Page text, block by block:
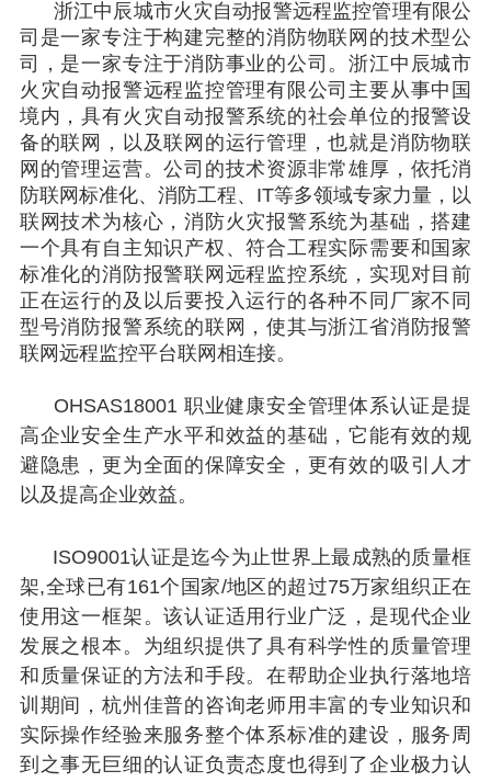
浙江中辰城市火灾自动报警远程监控管理有限公
司是一家专注于构建完整的消防物联网的技术型公
司，是一家专注于消防事业的公司。浙江中辰城市
火灾自动报警远程监控管理有限公司主要从事中国
境内，具有火灾自动报警系统的社会单位的报警设
备的联网，以及联网的运行管理，也就是消防物联
网的管理运营。公司的技术资源非常雄厚，依托消
防联网标准化、消防工程、IT等多领域专家力量，以
联网技术为核心，消防火灾报警系统为基础，搭建
一个具有自主知识产权、符合工程实际需要和国家
标准化的消防报警联网远程监控系统，实现对目前
正在运行的及以后要投入运行的各种不同厂家不同
型号消防报警系统的联网，使其与浙江省消防报警
联网远程监控平台联网相连接。
OHSAS18001 职业健康安全管理体系认证是提
高企业安全生产水平和效益的基础，它能有效的规
避隐患，更为全面的保障安全，更有效的吸引人才
以及提高企业效益。
ISO9001认证是迄今为止世界上最成熟的质量框
架,全球已有161个国家/地区的超过75万家组织正在
使用这一框架。该认证适用行业广泛，是现代企业
发展之根本。 为组织提供了具有科学性的质量管理
和质量保证的方法和手段。在帮助企业执行落地培
训期间，杭州佳普的咨询老师用丰富的专业知识和
实际操作经验来服务整个体系标准的建设，服务周
到之事无巨细的认证负责态度也得到了企业极力认